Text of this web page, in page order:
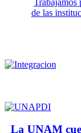
de las
La UNAM